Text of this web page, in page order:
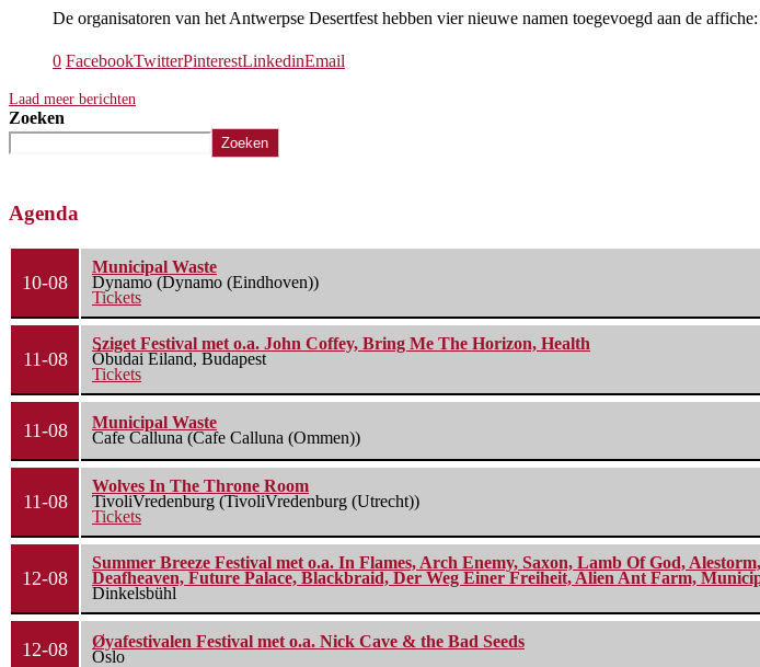
De organisatoren van het Antwerpse Desertfest hebben vier nieuwe namen toegevoegd aan de
0 FacebookTwitterPinterestLinkedinEmail
Laad meer berichten
Zoeken
Zoeken
Agenda
10-08
Municipal Waste
Dynamo (Dynamo (Eindhoven))
Tickets
11-08
Sziget Festival met o.a. John Coffey, Bring Me The Horizon, Health
Óbudai Eiland, Budapest
Tickets
11-08
Municipal Waste
Cafe Calluna (Cafe Calluna (Ommen))
11-08
Wolves In The Throne Room
TivoliVredenburg (TivoliVredenburg (Utrecht))
Tickets
12-08
Summer Breeze Festival met o.a. In Flames, Arch Enemy, Saxon, Lamb Of God,
Deafheaven, Future Palace, Blackbraid, Der Weg Einer Freiheit, Alien Ant Farm,
Dinkelsbühl
12-08
Øyafestivalen Festival met o.a. Nick Cave & the Bad Seeds
Oslo